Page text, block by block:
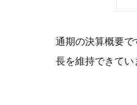
通期の決算概要
長を維持できてい